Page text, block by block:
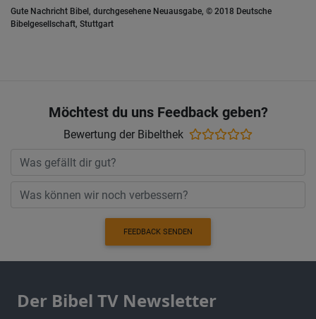
Gute Nachricht Bibel, durchgesehene Neuausgabe, © 2018 Deutsche
Bibelgesellschaft, Stuttgart
Möchtest du uns Feedback geben?
Bewertung der Bibelthek
FEEDBACK SENDEN
Der Bibel TV Newsletter